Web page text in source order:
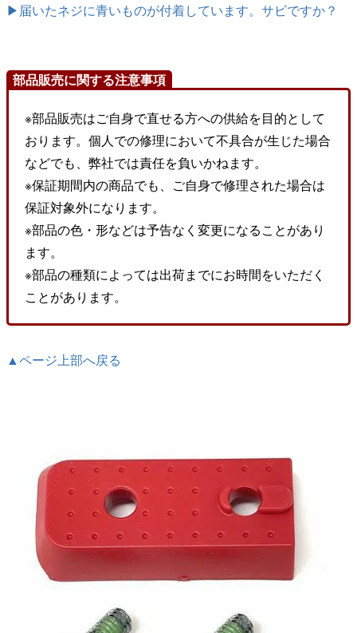
▶届いたネジに青いものが付着しています。サビですか？
部品販売に関する注意事項
※部品販売はご自身で直せる方への供給を目的として
おります。個人での修理において不具合が生じた場合
などでも、弊社では責任を負いかねます。
※保証期間内の商品でも、ご自身で修理された場合は
保証対象外になります。
※部品の色・形などは予告なく変更になることがあり
ます。
※部品の種類によっては出荷までにお時間をいただく
ことがあります。
▲ページ上部へ戻る